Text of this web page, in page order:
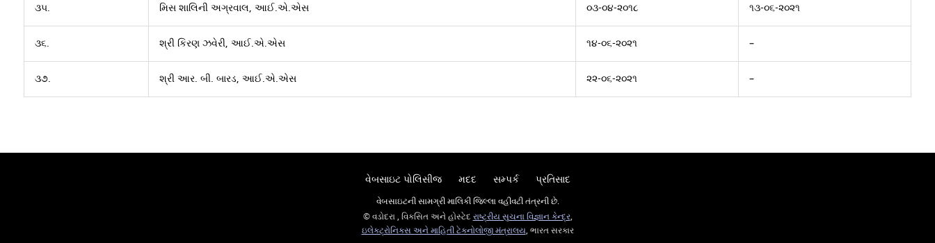
૩૫. મિસ શાલિની અગ્રવાલ, આઈ.એ.એસ ૦૩-૦૪-૨૦૧૮ ૧૩-૦૬-૨૦૨૧
૩૬. શ્રી કિરણ ઝવેરી, આઈ.એ.એસ ૧૪-૦૬-૨૦૨૧ –
૩૭. શ્રી આર. બી. બારડ, આઈ.એ.એસ ૨૨-૦૬-૨૦૨૧ –
વેબસાઇટ પોલિસીજ મદદ સમ્પર્ક પ્રતિસાદ
વેબસાઇટની સામગ્રી માલિકી જિલ્લા વહીવટી તંત્રની છે.
© વડોદરા , વિકસિત અને હોસ્ટેદરાષ્ટ્રીય સુચના વિજ્ઞાન કેન્દ્ર,
ઇલેક્ટ્રોનિક્સ અને માહિતી ટેકનોલોજી મંત્રાલય, ભારત સરકાર